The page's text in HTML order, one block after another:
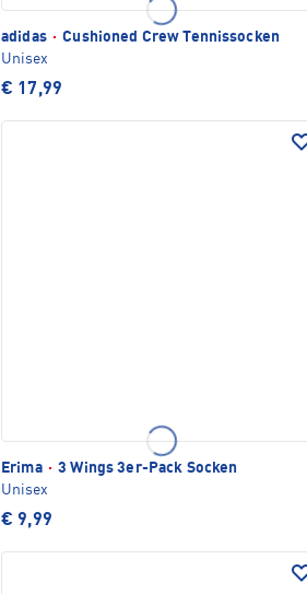
adidas · Cushioned Crew Tennissocken
Unisex
€ 17,99
Erima · 3 Wings 3er-Pack Socken
Unisex
€ 9,99